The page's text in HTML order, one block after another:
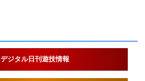
デジタル日刊遊技情報